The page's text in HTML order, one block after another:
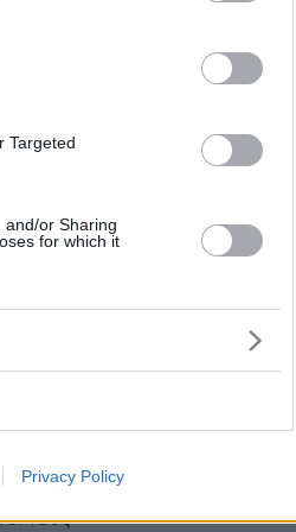
Targeted
and/or Sharing
for which it
Privacy Policy
δίπλα
όταν ένας
ομάδες
υποδέχεται
τους